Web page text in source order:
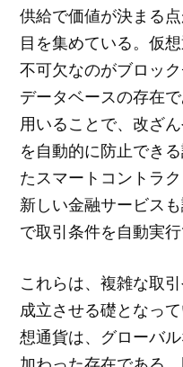
供給で価値が決まる
目を集めている。仮
不可欠なのがブロッ
データベースの存在
用いることで、改ざ
を自動的に防止でき
たスマートコントラ
新しい金融サービス
で取引条件を自動実
これらは、複雑な取
成立させる礎となっ
想通貨は、グローバ